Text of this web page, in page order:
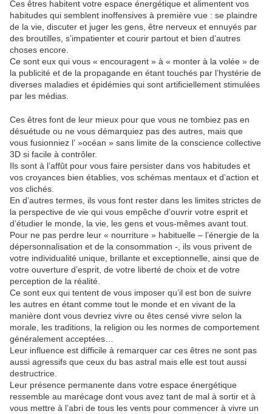
Ces êtres habitent votre espace énergétique et alimentent vos
habitudes qui semblent inoffensives à première vue : se plaindre
de la vie, discuter et juger les gens, être nerveux et ennuyés par
des broutilles, s’impatienter et courir partout et bien d’autres
choses encore.
Ce sont eux qui vous « encouragent » à « monter à la volée » de
la publicité et de la propagande en étant touchés par l’hystérie de
diverses maladies et épidémies qui sont artificiellement stimulées
par les médias.
Ces êtres font de leur mieux pour que vous ne tombiez pas en
désuétude ou ne vous démarquiez pas des autres, mais que
vous fusionniez l’ »océan » sans limite de la conscience collective
3D si facile à contrôler.
Ils sont à l’affût pour vous faire persister dans vos habitudes et
vos croyances bien établies, vos schémas mentaux et d’action et
vos clichés.
En d’autres termes, ils vous font rester dans les limites strictes de
la perspective de vie qui vous empêche d’ouvrir votre esprit et
d’étudier le monde, la vie, les gens et vous-mêmes avant tout.
Pour ne pas perdre leur « nourriture » habituelle – l’énergie de la
dépersonnalisation et de la consommation -, ils vous privent de
votre individualité unique, brillante et exceptionnelle, ainsi que de
votre ouverture d’esprit, de votre liberté de choix et de votre
perception de la réalité.
Ce sont eux qui tentent de vous imposer qu’il est bon de suivre
les autres en étant comme tout le monde et en vivant de la
manière dont vous devriez vivre ou êtes censé vivre selon la
morale, les traditions, la religion ou les normes de comportement
généralement acceptées…
Leur influence est difficile à remarquer car ces êtres ne sont pas
aussi agressifs que ceux du bas astral mais elle est tout aussi
destructrice.
Leur présence permanente dans votre espace énergétique
ressemble au marécage dont vous avez tant de mal à sortir et à
vous mettre à l’abri de tous les vents pour commencer à vivre un